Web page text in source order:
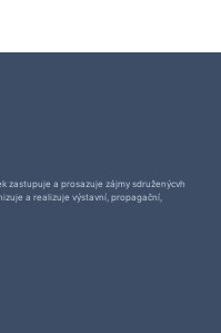
zastupuje a prosazuje zájmy sdruženýcvh
a realizuje výstavní, propagační,